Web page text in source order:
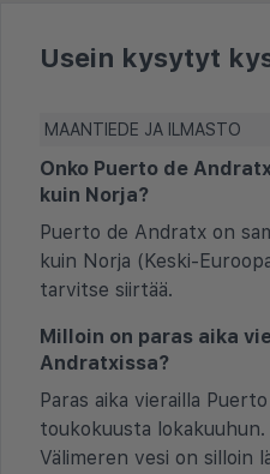
Usein kysytyt
MAANTIEDE JA ILMASTO
Onko Puerto de
kuin Norja?
Puerto de Andratx on
kuin Norja (Keski-
tarvitse siirtää.
Milloin on paras aika
Andratxissa?
Paras aika vierailla
toukokuusta lokakuuhun.
Välimeren vesi on silloin